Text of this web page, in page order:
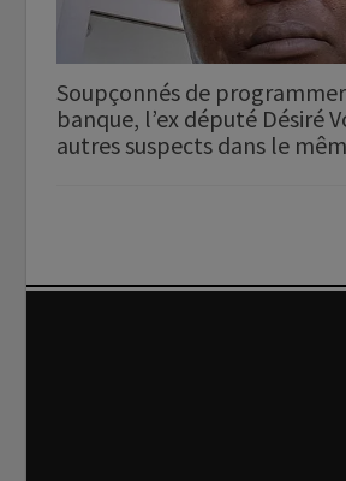
Soupçonnés de programmer
banque, l’ex député Désiré
autres suspects dans le